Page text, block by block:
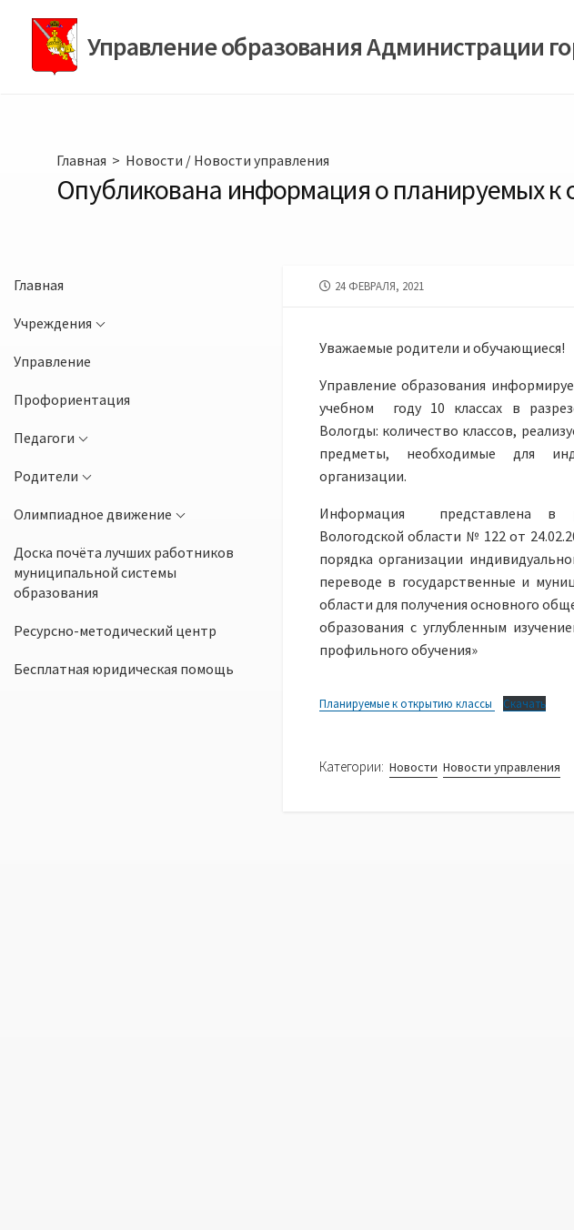
содержимомуУправление образования Администрации
Главная > Новости / Новости управления
Опубликована информация о планируемых к
Главная
Учреждения
Управление
Профориентация
Педагоги
Родители
Олимпиадное движение
Доска почёта лучших работников
муниципальной системы
образования
Ресурсно-методический центр
Бесплатная юридическая помощь
ДАТА
24 ФЕВРАЛЯ, 2021
Уважаемые родители и обучающиеся!
Управление образования
учебном году 10 классах в
Вологды: количество классов,
предметы, необходимые для
организации.
Информация представлена в
Вологодской области № 122 от
порядка организации
переводе в государственные и
области для получения основного
образования с углубленным
профильного обучения»
Планируемые к открытию классы Скачать
Категории: Новости Новости управления